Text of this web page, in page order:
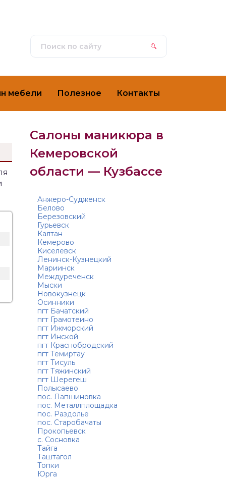
мебели Полезное Контакты
Салоны маникюра в
Кемеровской
области — Кузбассе
Анжеро-Судженск
Белово
Березовский
Гурьевск
Калтан
Кемерово
Киселевск
Ленинск-Кузнецкий
Мариинск
Междуреченск
Мыски
Новокузнецк
Осинники
пгт Бачатский
пгт Грамотеино
пгт Ижморский
пгт Инской
пгт Краснобродский
пгт Темиртау
пгт Тисуль
пгт Тяжинский
пгт Шерегеш
Полысаево
пос. Лапшиновка
пос. Металлплощадка
пос. Раздолье
пос. Старобачаты
Прокопьевск
с. Сосновка
Тайга
Таштагол
Топки
Юрга